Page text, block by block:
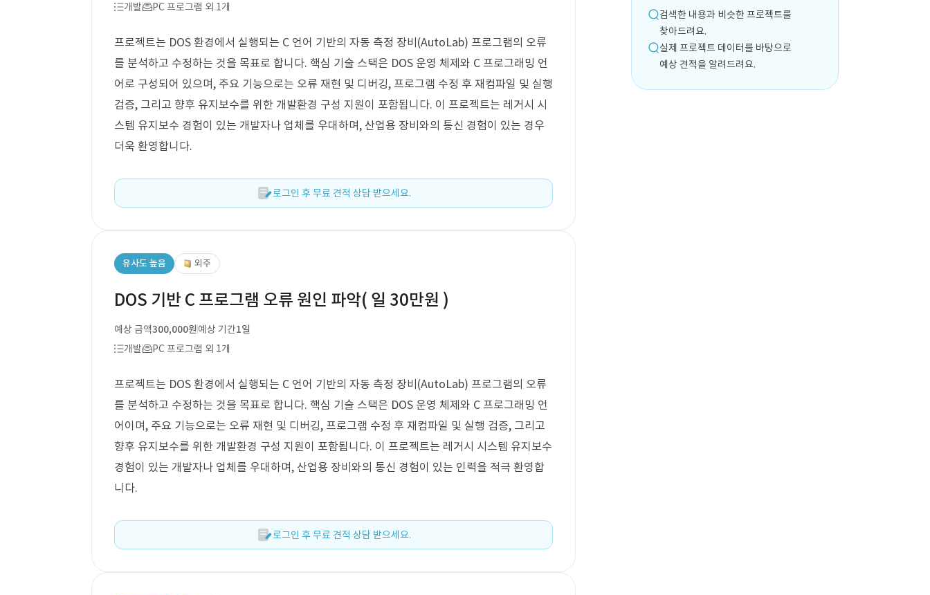
개발
PC 프로그램 외 1개
프로젝트는 DOS 환경에서 실행되는 C 언어 기반의 자동 측정 장비(AutoLab) 프로그램의 오류
를 분석하고 수정하는 것을 목표로 합니다. 핵심 기술 스택은 DOS 운영 체제와 C 프로그래밍 언
어로 구성되어 있으며, 주요 기능으로는 오류 재현 및 디버깅, 프로그램 수정 후 재컴파일 및 실행
검증, 그리고 향후 유지보수를 위한 개발환경 구성 지원이 포함됩니다. 이 프로젝트는 레거시 시
스템 유지보수 경험이 있는 개발자나 업체를 우대하며, 산업용 장비와의 통신 경험이 있는 경우
더욱 환영합니다.
로그인 후 무료 견적 상담 받으세요.
유사도 높음 외주
DOS 기반 C 프로그램 오류 원인 파악( 일 30만원 )
예상 금액300,000원예상 기간1일
개발
PC 프로그램 외 1개
프로젝트는 DOS 환경에서 실행되는 C 언어 기반의 자동 측정 장비(AutoLab) 프로그램의 오류
를 분석하고 수정하는 것을 목표로 합니다. 핵심 기술 스택은 DOS 운영 체제와 C 프로그래밍 언
어이며, 주요 기능으로는 오류 재현 및 디버깅, 프로그램 수정 후 재컴파일 및 실행 검증, 그리고
향후 유지보수를 위한 개발환경 구성 지원이 포함됩니다. 이 프로젝트는 레거시 시스템 유지보수
경험이 있는 개발자나 업체를 우대하며, 산업용 장비와의 통신 경험이 있는 인력을 적극 환영합
니다.
로그인 후 무료 견적 상담 받으세요.
검색한 내용과 비슷한 프로젝트를
찾아드려요.
실제 프로젝트 데이터를 바탕으로
예상 견적을 알려드려요.